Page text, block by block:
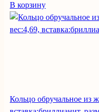
В корзину
Кольцо обручальное из